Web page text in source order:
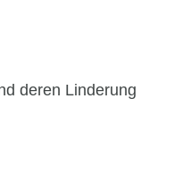
deren Linderung